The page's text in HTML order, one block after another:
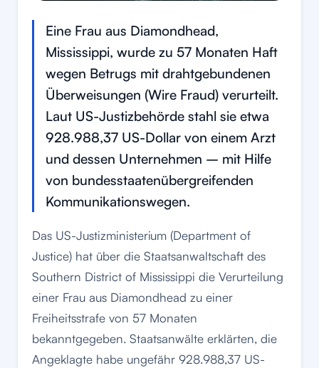
Eine Frau aus Diamondhead,
Mississippi, wurde zu 57 Monaten Haft
wegen Betrugs mit drahtgebundenen
Überweisungen (Wire Fraud) verurteilt.
Laut US-Justizbehörde stahl sie etwa
928.988,37 US-Dollar von einem Arzt
und dessen Unternehmen – mit Hilfe
von bundesstaatenübergreifenden
Kommunikationswegen.
Das US-Justizministerium (Department of
Justice) hat über die Staatsanwaltschaft des
Southern District of Mississippi die Verurteilung
einer Frau aus Diamondhead zu einer
Freiheitsstrafe von 57 Monaten
bekanntgegeben. Staatsanwälte erklärten, die
Angeklagte habe ungefähr 928.988,37 US-